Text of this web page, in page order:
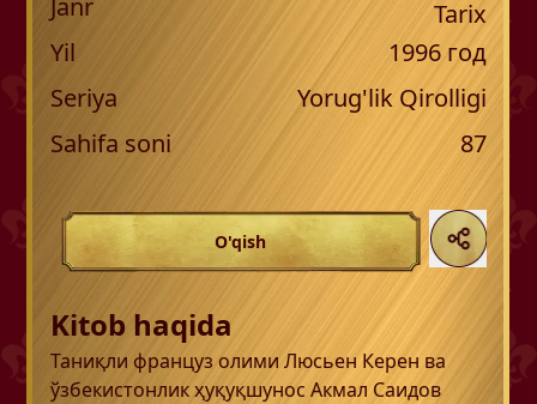
Janr
Tarix
Yil
1996год
Seriya
Yorug'lik Qirolligi
Sahifa soni
87
O'qish
Kitob haqida
Таниқли француз олими Люсьен Керен ва
ўзбекистонлик ҳуқуқшунос Акмал Саидов